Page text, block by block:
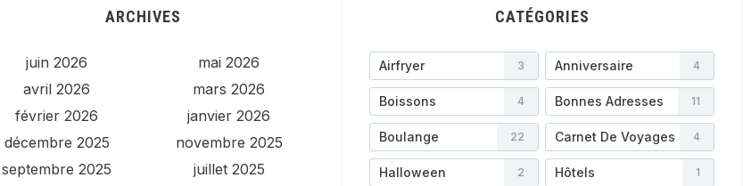
ARCHIVES
juin 2026
mai 2026
avril 2026
mars 2026
février 2026
janvier 2026
décembre 2025
novembre 2025
septembre 2025
juillet 2025
CATÉGORIES
Airfryer 3 Anniversaire 4
Boissons 4 Bonnes Adresses 11
Boulange 22 Carnet De Voyages 4
Halloween 2 Hôtels 1